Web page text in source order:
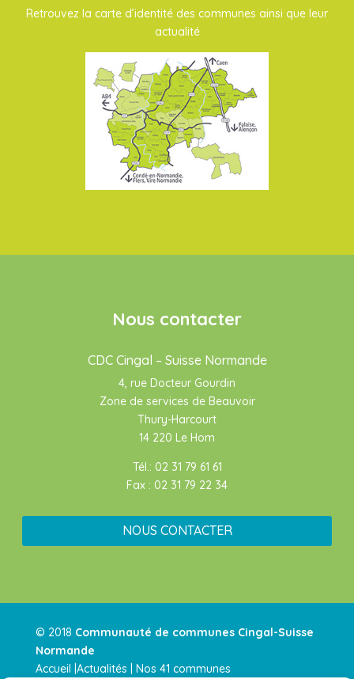
Retrouvez la carte d’identité des communes ainsi que leur
actualité
Nous contacter
CDC Cingal – Suisse Normande
4, rue Docteur Gourdin
Zone de services de Beauvoir
Thury-Harcourt
14 220 Le Hom
Tél.: 02 31 79 61 61
Fax : 02 31 79 22 34
NOUS CONTACTER
© 2018 Communauté de communes Cingal-Suisse
Normande
Accueil | Actualités Nos 41 communes